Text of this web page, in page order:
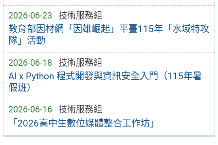
2026-06-23 技術服務組
教育部因材網「因雄崛起」平臺115年「水域特攻
隊」活動
2026-06-18 技術服務組
AI x Python 程式開發與資訊安全入門（115年暑
假班）
2026-06-16 技術服務組
「2026高中生數位媒體整合工作坊」